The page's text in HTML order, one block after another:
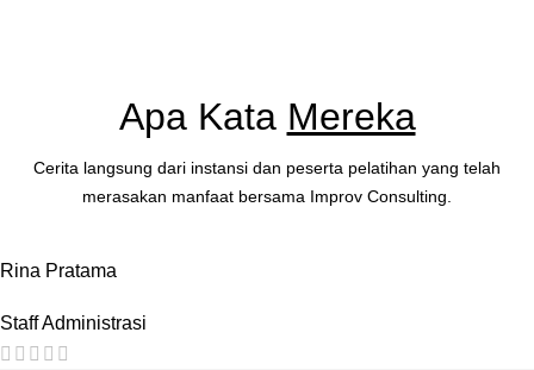
Apa Kata Mereka
Cerita langsung dari instansi dan peserta pelatihan yang telah
merasakan manfaat bersama Improv Consulting.
Rina Pratama
Staff Administrasi